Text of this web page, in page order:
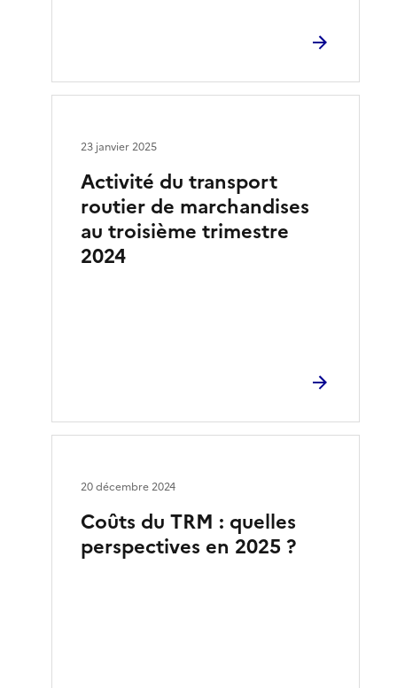
Activité du transport
routier de marchandises
au troisième trimestre
2024
23 janvier 2025
Coûts du TRM : quelles
perspectives en 2025 ?
20 décembre 2024